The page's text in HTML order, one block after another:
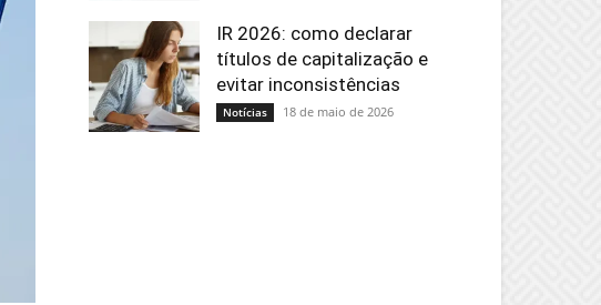
IR 2026: como declarar
títulos de capitalização e
evitar inconsistências
Notícias 18 de maio de 2026